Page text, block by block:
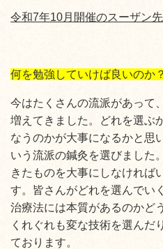
令和7年10月開催のスーザン
何を勉強していけば良いのか？
今はたくさんの流派があって
増えてきました。どれを選ぶ
なうのかが大事になるかと思
いう流派の鍼灸を選びました
きたものを大事にしなければ
す。皆さんがどれを選んでい
治療法には本質があるのかど
くれぐれも変な技術を選んだ
ております。